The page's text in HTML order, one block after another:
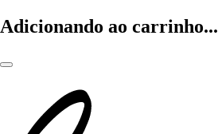
Adicionando ao carrinho...